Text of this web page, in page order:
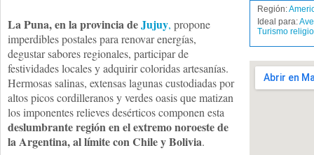
Región:
Ideal para:
Turismo
La Puna, en la provincia deJujuy, propone
imperdibles postales para renovar energías,
degustar sabores regionales, participar de
festividades locales y adquirir coloridas artesanías.
Hermosas salinas, extensas lagunas custodiadas por
altos picos cordilleranos y verdes oasis que matizan
los imponentes relieves desérticos componen esta
deslumbrante región en el extremo noroeste de
la Argentina, al límite con Chile y Bolivia.